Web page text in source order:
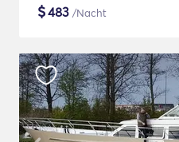
$483 /Nacht